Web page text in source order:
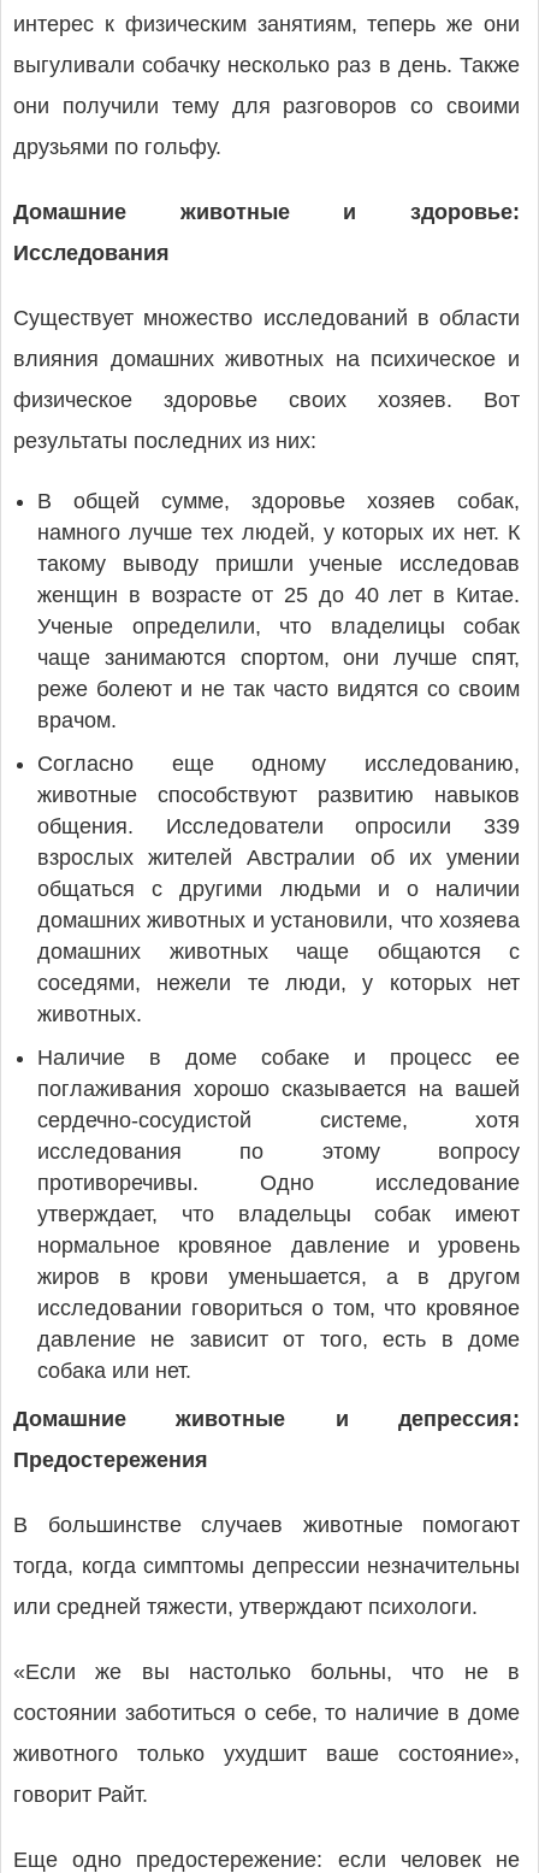
интерес к физическим занятиям, теперь же они
выгуливали собачку несколько раз в день. Также
они получили тему для разговоров со своими
друзьями по гольфу.
Домашние животные и здоровье:
Исследования
Существует множество исследований в области
влияния домашних животных на психическое и
физическое здоровье своих хозяев. Вот
результаты последних из них:
В общей сумме, здоровье хозяев собак,
намного лучше тех людей, у которых их нет. К
такому выводу пришли ученые исследовав
женщин в возрасте от 25 до 40 лет в Китае.
Ученые определили, что владелицы собак
чаще занимаются спортом, они лучше спят,
реже болеют и не так часто видятся со своим
врачом.
Согласно еще одному исследованию,
животные способствуют развитию навыков
общения. Исследователи опросили 339
взрослых жителей Австралии об их умении
общаться с другими людьми и о наличии
домашних животных и установили, что хозяева
домашних животных чаще общаются с
соседями, нежели те люди, у которых нет
животных.
Наличие в доме собаке и процесс ее
поглаживания хорошо сказывается на вашей
сердечно-сосудистой системе, хотя
исследования по этому вопросу
противоречивы. Одно исследование
утверждает, что владельцы собак имеют
нормальное кровяное давление и уровень
жиров в крови уменьшается, а в другом
исследовании говориться о том, что кровяное
давление не зависит от того, есть в доме
собака или нет.
Домашние животные и депрессия:
Предостережения
В большинстве случаев животные помогают
тогда, когда симптомы депрессии незначительны
или средней тяжести, утверждают психологи.
«Если же вы настолько больны, что не в
состоянии заботиться о себе, то наличие в доме
животного только ухудшит ваше состояние»,
говорит Райт.
Еще одно предостережение: если человек не